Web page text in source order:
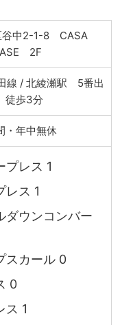
谷中2-1-8 CASA
2F
線 / 北綾瀬駅 5番出
歩3分
・年中無休
プレス 1
レス 1
ダウンコンバー
スカール 0
0
ス 1